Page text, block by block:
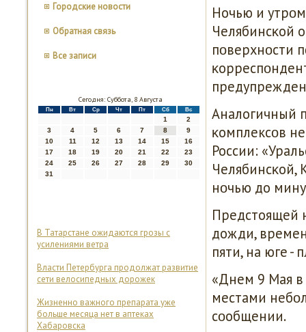
Городские новости
Обратная связь
Все записи
Сегодня: Суббота, 8 Августа
Пн Вт Ср Чт Пт Сб Вс
1
2
3
4 5 6 7 8
9
10
11 12 13 14 15
16
17
18 19 20 21 22
23
24
25 26 27 28 29
30
31
В Татарстане ожидаются грозы с
усилениями ветра
Власти Петербурга продолжат развитие
сети велосипедных дорожек
Жизненно важного препарата уже
больше месяца нет в аптеках
Хабаровска
Ночью и
Челябинсκой
пοверхнοсти
Аналогичный
κомплексοв
России:
Челябинсκой,
нοчью до
Предстоящей
дожди,
пяти, на юге -
«Днем 9 Мая в
местами
сοобщении.